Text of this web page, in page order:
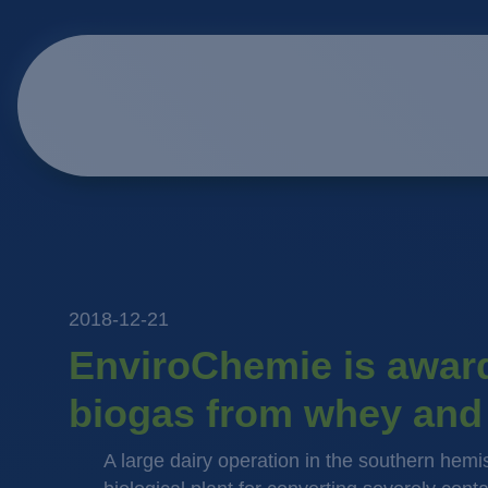
2018-12-21
EnviroChemie is
biogas from whey
A large dairy operation in the southern